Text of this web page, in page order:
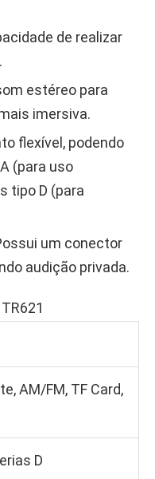
de realizar
estéreo para
imersiva.
flexível, podendo
(para uso
tipo D (para
um conector
audição privada.
AM/FM, TF Card,
D